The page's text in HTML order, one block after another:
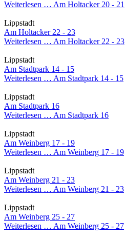
Weiterlesen … Am Holtacker 20 - 21
Lippstadt
Am Holtacker 22 - 23
Weiterlesen … Am Holtacker 22 - 23
Lippstadt
Am Stadtpark 14 - 15
Weiterlesen … Am Stadtpark 14 - 15
Lippstadt
Am Stadtpark 16
Weiterlesen … Am Stadtpark 16
Lippstadt
Am Weinberg 17 - 19
Weiterlesen … Am Weinberg 17 - 19
Lippstadt
Am Weinberg 21 - 23
Weiterlesen … Am Weinberg 21 - 23
Lippstadt
Am Weinberg 25 - 27
Weiterlesen … Am Weinberg 25 - 27